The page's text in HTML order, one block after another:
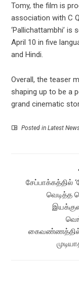
Tomy, the film is
association with C
‘Pallichattambhi’
April 10 in five
and Hindi.
Overall, the teaser
shaping up to be a
grand cinematic
Posted inLatest
சேப்பாக்கத்தில்
வெடித்த